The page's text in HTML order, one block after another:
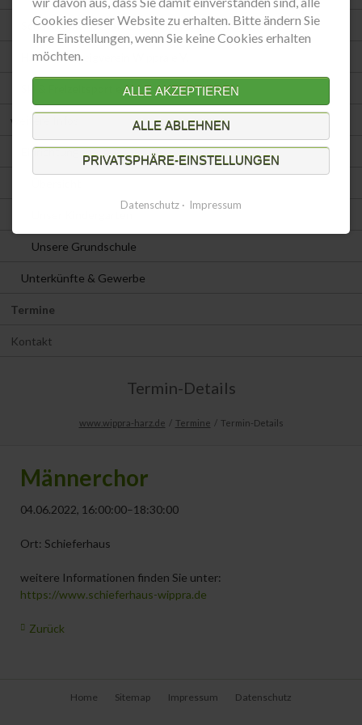
Cookies dieser Website zu erhalten. Bitte ändern Sie
Ihre Einstellungen, wenn Sie keine Cookies erhalten
möchten.
ALLE AKZEPTIEREN
ALLE ABLEHNEN
PRIVATSPHÄRE-EINSTELLUNGEN
Datenschutz Impressum
Schutzgemeinschaft Deutscher Wald e.V.
Harzklub Zweigverein Wippra e.V.
Ski & Freizeitsport e.V.
weitere Infos
Einrichtungen
Unsere Grundschule
Unterkünfte & Gewerbe
Termine
Kontakt
Termin-Details
www.wippra-harz.de Termine Termin-Details
Männerchor
04.06.2022, 16:00:00–18:30:00
Ort: Schieferhaus
weitere Informationen finden Sie unter:
https://www.schieferhaus-wippra.de
Zurück
Navigation
Home Sitemap Impressum Datenschutz